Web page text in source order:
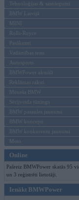
Tehnoloģijas & sasniegumi
BMW Latvijā
MINI
Rolls-Royce
Pasākumi
Vadāmības tests
Autosports
BMWPower aktuāli
Reklāmas raksti
Mēneša BMW
Sērijveida tūnings
BMW pasaules jaunumi
BMW koncepti
BMW konkurentu jaunumi
Moto
Online
Pašreiz BMWPower skatās 95
un 3 reģistrēti lietotāji.
Ienākt BMWPower